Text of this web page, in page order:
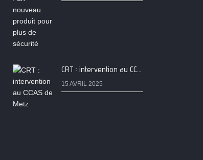
CRT : intervention au CCAS de Metz
15 AVRIL 2025